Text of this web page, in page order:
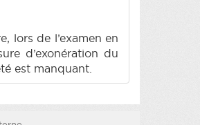
lors de l’examen en
d’exonération du
est manquant.